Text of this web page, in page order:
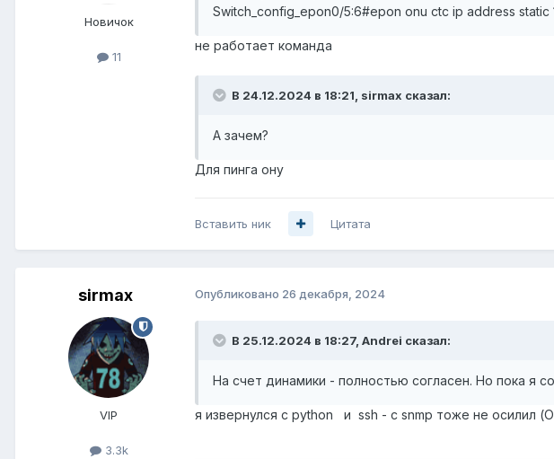
Новичок
11
Switch_config_epon0/5:6#epon onu ctc ip address static
не работает команда
В 24.12.2024 в 18:21, sirmax сказал:
А зачем?
Для пинга ону
Вставить ник Цитата
sirmax
VIP
3.3k
Опубликовано 26 декабря, 2024
В 25.12.2024 в 18:27, Andrei сказал:
На счет динамики - полностью согласен. Но пока я
я извернулся с python и ssh - с snmp тоже не осилил